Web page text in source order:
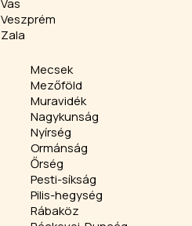
Vas
Veszprém
Zala
Mecsek
Mezőföld
Muravidék
Nagykunság
Nyírség
Ormánság
Őrség
Pesti-síkság
Pilis-hegység
Rábaköz